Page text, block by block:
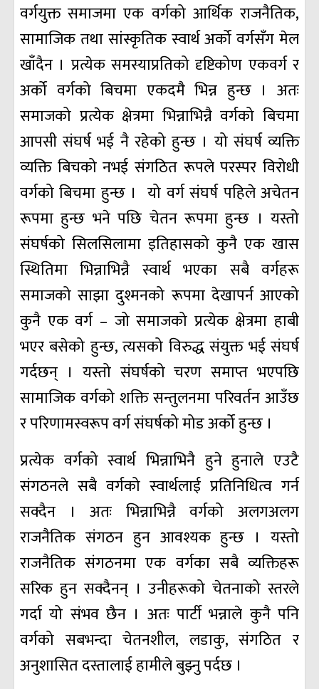
वर्गयुक्त समाजमा एक वर्गको आर्थिक राजनैतिक,
सामाजिक तथा सांस्कृतिक स्वार्थ अर्को वर्गसँग मेल
खाँदैन । प्रत्येक समस्याप्रतिको दृष्टिकोण एकवर्ग र
अर्को वर्गको बिचमा एकदमै भिन्न हुन्छ । अतः
समाजको प्रत्येक क्षेत्रमा भिन्नाभिन्नै वर्गको बिचमा
आपसी संघर्ष भई नै रहेको हुन्छ । यो संघर्ष व्यक्ति
व्यक्ति बिचको नभई संगठित रूपले परस्पर विरोधी
वर्गको बिचमा हुन्छ । यो वर्ग संघर्ष पहिले अचेतन
रूपमा हुन्छ भने पछि चेतन रूपमा हुन्छ । यस्तो
संघर्षको सिलसिलामा इतिहासको कुनै एक खास
स्थितिमा भिन्नाभिन्नै स्वार्थ भएका सबै वर्गहरू
समाजको साझा दुश्मनको रूपमा देखापर्न आएको
कुनै एक वर्ग – जो समाजको प्रत्येक क्षेत्रमा हाबी
भएर बसेको हुन्छ, त्यसको विरुद्ध संयुक्त भई संघर्ष
गर्दछन् । यस्तो संघर्षको चरण समाप्त भएपछि
सामाजिक वर्गको शक्ति सन्तुलनमा परिवर्तन आउँछ
र परिणामस्वरूप वर्ग संघर्षको मोड अर्को हुन्छ ।
प्रत्येक वर्गको स्वार्थ भिन्नाभिनै हुने हुनाले एउटै
संगठनले सबै वर्गको स्वार्थलाई प्रतिनिधित्व गर्न
सक्दैन । अतः भिन्नाभिन्नै वर्गको अलगअलग
राजनैतिक संगठन हुन आवश्यक हुन्छ । यस्तो
राजनैतिक संगठनमा एक वर्गका सबै व्यक्तिहरू
सरिक हुन सक्दैनन् । उनीहरूको चेतनाको स्तरले
गर्दा यो संभव छैन । अतः पार्टी भन्नाले कुनै पनि
वर्गको सबभन्दा चेतनशील, लडाकु, संगठित र
अनुशासित दस्तालाई हामीले बुझ्नु पर्दछ ।